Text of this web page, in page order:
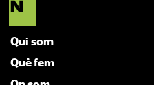
Qui som
Què fem